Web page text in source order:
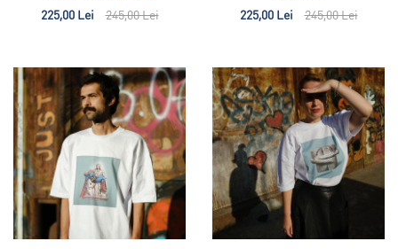
225,00 Lei 245,00 Lei 225,00 Lei 245,00 Lei